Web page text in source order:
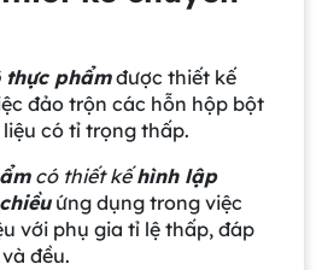
phẩmđược thiết kế
đảo trộn các hỗn hộp bột
có tỉ trọng thấp.
có thiết kếhình lập
ứng dụng trong việc
với phụ gia tỉ lệ thấp, đáp
đều.